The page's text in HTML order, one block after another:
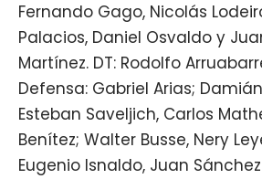
Fernando Gago, Nicolás
Palacios, Daniel Osvaldo y
Martínez. DT: Rodolfo
Defensa: Gabriel Arias;
Esteban Saveljich, Carlos
Benítez; Walter Busse, Nery
Eugenio Isnaldo, Juan